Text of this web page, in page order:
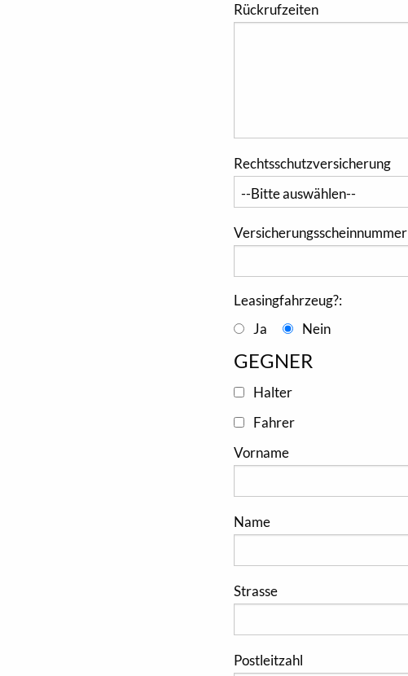
Rückrufzeiten
Rechtsschutzversicherung
Versicherungsscheinnummer
Leasingfahrzeug?:
Ja
Nein
GEGNER
Halter
Fahrer
Vorname
Name
Strasse
Postleitzahl